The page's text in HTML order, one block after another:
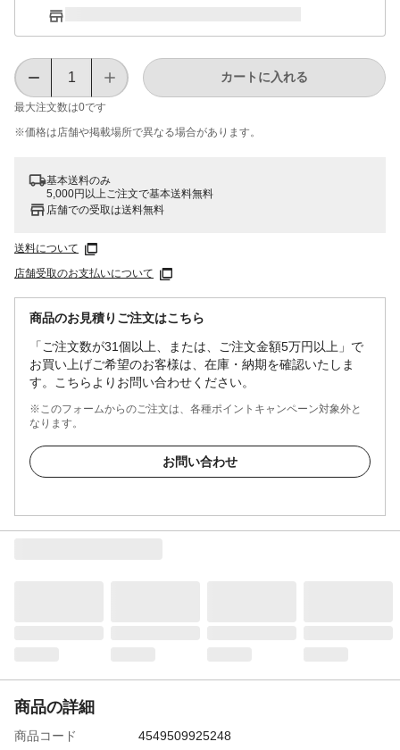
最大注文数は0です
カートに入れる
※価格は​店舗や​掲載場所で​異なる​場合が​あります。
基本送料のみ
5,000円以上ご注文で基本送料無料
店舗での受取は送料無料
送料について
店舗受取のお支払いについて
商品のお見積りご注文はこちら
「ご注文数が31個以上、または、ご注文金額5万円以上」で
お買い上げご希望のお客様は、在庫・納期を確認いたしま
す。こちらよりお問い合わせください。
※このフォームからのご注文は、各種ポイントキャンペーン対象外と
なります。
お問い合わせ
商品の詳細
商品コード
4549509925248